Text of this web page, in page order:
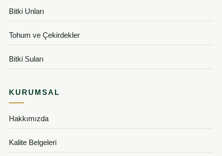
Bitki Unları
Tohum ve Çekirdekler
Bitki Suları
KURUMSAL
Hakkımızda
Kalite Belgeleri